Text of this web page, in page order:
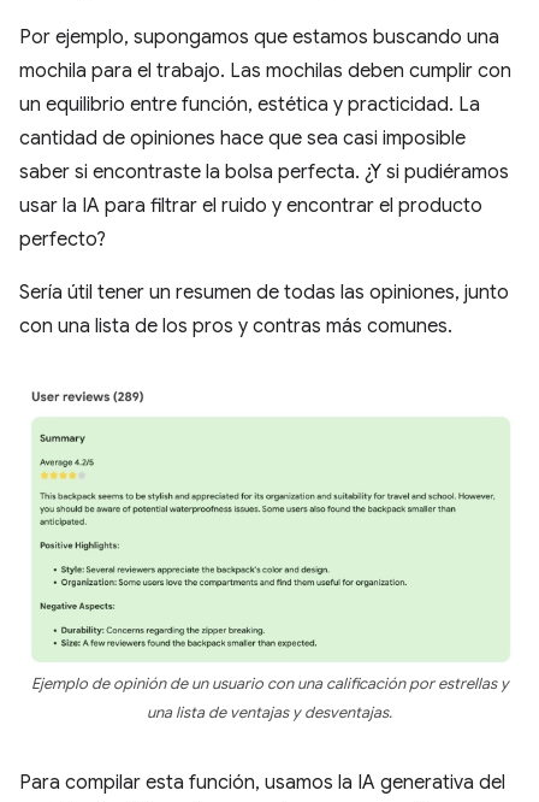
Por ejemplo, supongamos que estamos buscando una
mochila para el trabajo. Las mochilas deben cumplir con
un equilibrio entre función, estética y practicidad. La
cantidad de opiniones hace que sea casi imposible
saber si encontraste la bolsa perfecta. ¿Y si pudiéramos
usar la IA para filtrar el ruido y encontrar el producto
perfecto?
Sería útil tener un resumen de todas las opiniones, junto
con una lista de los pros y contras más comunes.
Ejemplo de opinión de un usuario con una calificación por estrellas y
una lista de ventajas y desventajas.
Para compilar esta función, usamos la IA generativa del